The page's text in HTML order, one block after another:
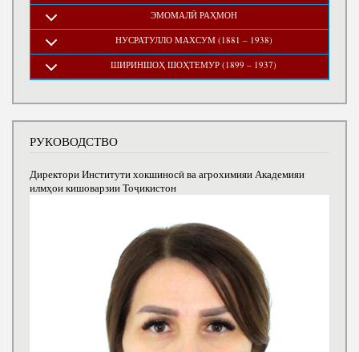
ЭМОМАЛӢ РАҲМОН
НУСРАТУЛЛО МАХСУМ (1881 – 1938)
ШИРИНШОҲ ШОҲТЕМУР (1899 – 1937)
РУКОВОДСТВО
Директори Институти хокшиносӣ ва агрохимияи Академияи
илмҳои кишоварзии Тоҷикистон